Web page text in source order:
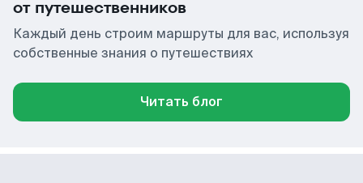
от путешественников
Каждый день строим маршруты для вас, используя
собственные знания о путешествиях
Читать блог